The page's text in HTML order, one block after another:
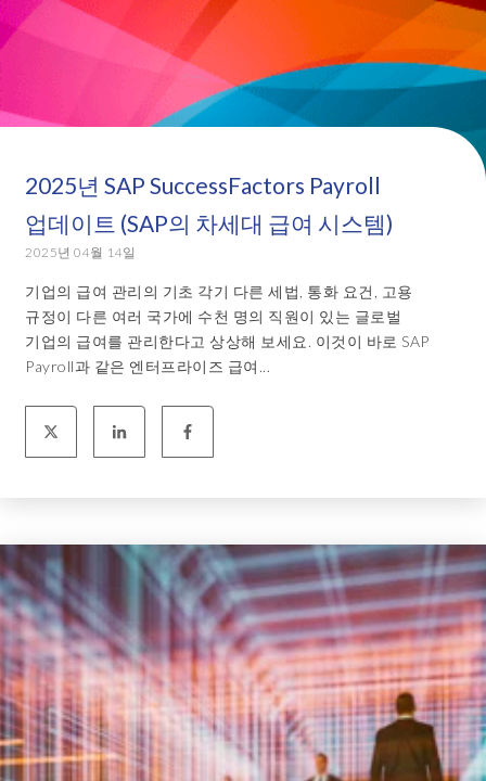
2025년 SAP SuccessFactors Payroll
업데이트 (SAP의 차세대 급여 시스템)
2025년 04월 14일
기업의 급여 관리의 기초 각기 다른 세법, 통화 요건, 고용
규정이 다른 여러 국가에 수천 명의 직원이 있는 글로벌
기업의 급여를 관리한다고 상상해 보세요. 이것이 바로 SAP
Payroll과 같은 엔터프라이즈 급여...